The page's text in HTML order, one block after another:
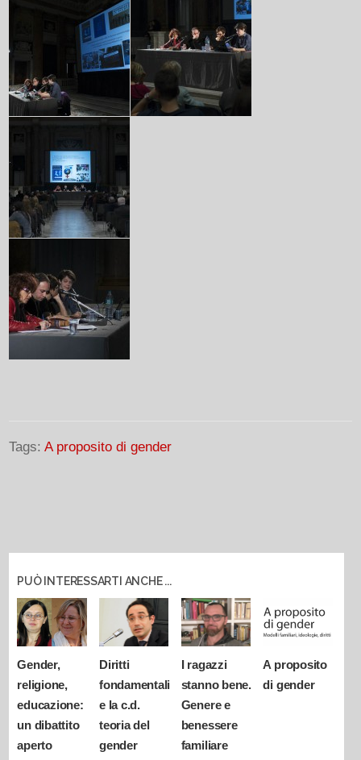
Tags:A proposito di gender
PUÒ INTERESSARTI ANCHE ...
Gender,
religione,
educazione:
un dibattito
aperto
Diritti
fondamentali
e la c.d.
teoria del
gender
I ragazzi
stanno bene.
Genere e
benessere
familiare
A proposito
di gender